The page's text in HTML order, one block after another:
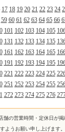
17 18 19 20 21 22 23 24
59 60 61 62 63 64 65 66
101 102 103 104 105
131 132 133 134 135
161 162 163 164 165
191 192 193 194 195
221 222 223 224 225
251 252 253 254 255
272 273 274 275 276
舗の営業時間・定休日が
ようお願い申し上げます。